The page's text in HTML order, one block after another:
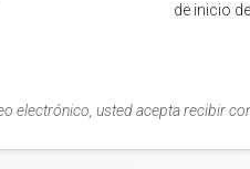
de inicio
electrónico, usted acepta recibir